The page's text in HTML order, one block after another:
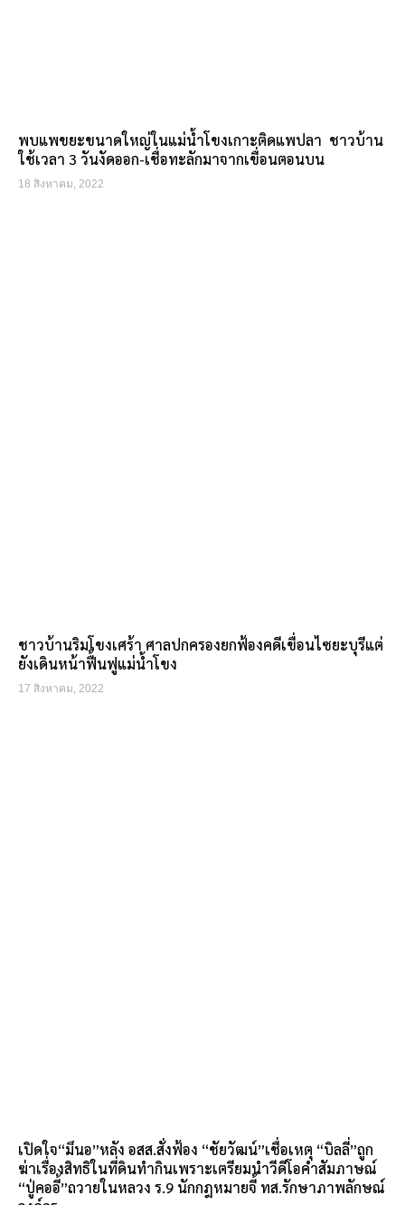
พบแพขยะขนาดใหญ่ในแม่น้ำโขงเกาะติดแพปลา ชาวบ้าน
ใช้เวลา 3 วันงัดออก-เชื่อทะลักมาจากเขื่อนตอนบน
18 สิงหาคม, 2022
ชาวบ้านริมโขงเศร้า ศาลปกครองยกฟ้องคดีเขื่อนไซยะบุรีแต่
ยังเดินหน้าฟื้นฟูแม่น้ำโขง
17 สิงหาคม, 2022
เปิดใจ“มึนอ”หลัง อสส.สั่งฟ้อง “ชัยวัฒน์”เชื่อเหตุ “บิลลี่”ถูก
ฆ่าเรื่องสิทธิในที่ดินทำกินเพราะเตรียมนำวีดีโอคำสัมภาษณ์
“ปู่คออี้”ถวายในหลวง ร.9 นักกฎหมายจี้ ทส.รักษาภาพลักษณ์